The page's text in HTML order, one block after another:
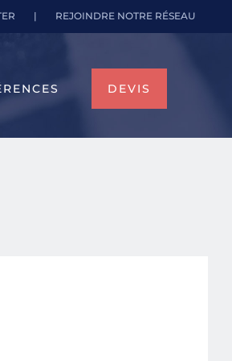
| REJOINDRE NOTRE RÉSEAU
DEVIS